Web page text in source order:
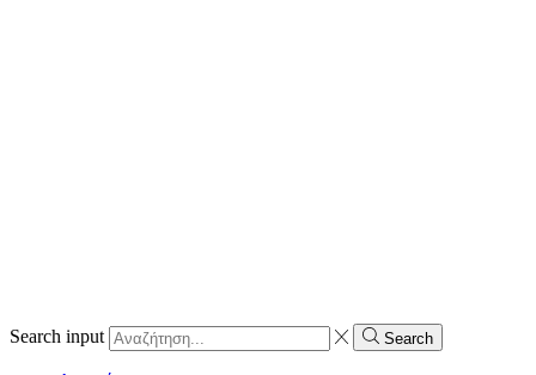
Search input Search